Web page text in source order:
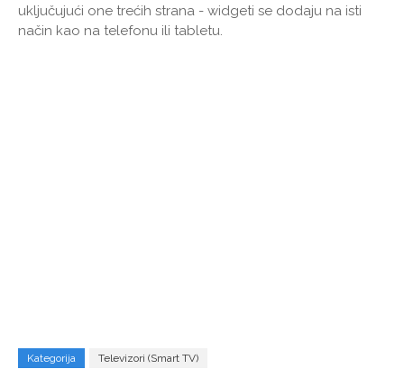
uključujući one trećih strana - widgeti se dodaju na isti
način kao na telefonu ili tabletu.
Kategorija Televizori (Smart TV)